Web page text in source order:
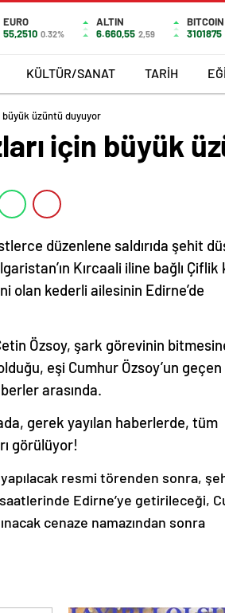
EURO
55,2510 0.32%
ALTIN
6.660,55 2,59
BITCOIN
3101875
KÜLTÜR/SANAT TARİH
büyük üzüntü duyuyor
için büyük
düzenlene saldırıda şehit
Kırcaali iline bağlı Çiflik
olan kederli ailesinin Edirne’de
Özsoy, şark görevinin
eşi Cumhur Özsoy’un geçen
arasında.
gerek yayılan haberlerde, tüm
görülüyor!
resmi törenden sonra,
Edirne’ye getirileceği,
cenaze namazından sonra